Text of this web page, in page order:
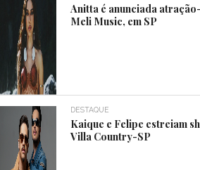
Anitta é anunciada
Meli Music, em SP
DESTAQUE
Kaique e Felipe estreiam
Villa Country-SP